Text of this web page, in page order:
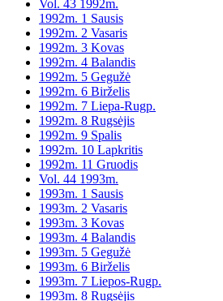
Vol. 43 1992m.
1992m. 1 Sausis
1992m. 2 Vasaris
1992m. 3 Kovas
1992m. 4 Balandis
1992m. 5 Gegužė
1992m. 6 Birželis
1992m. 7 Liepa-Rugp.
1992m. 8 Rugsėjis
1992m. 9 Spalis
1992m. 10 Lapkritis
1992m. 11 Gruodis
Vol. 44 1993m.
1993m. 1 Sausis
1993m. 2 Vasaris
1993m. 3 Kovas
1993m. 4 Balandis
1993m. 5 Gegužė
1993m. 6 Birželis
1993m. 7 Liepos-Rugp.
1993m. 8 Rugsėjis